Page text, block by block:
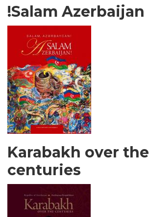
Salam Azerbaijan!
Karabakh over the
centuries